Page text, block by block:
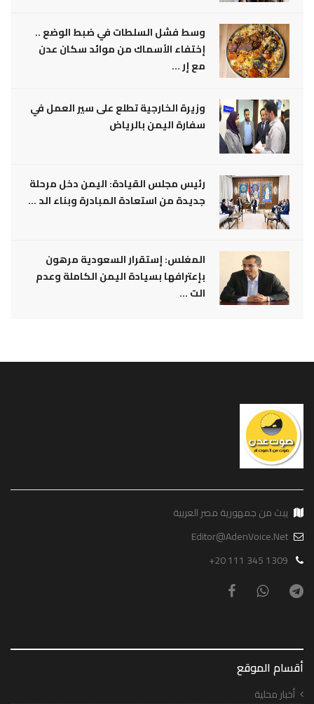
وسط فشل السلطات في ضبط الوضع ..
إختفاء الأسماك من موائد سكان عدن
مع إر ...
وزيرة الخارجية تطلع على سير العمل في
سفارة اليمن بالرياض
رئيس مجلس القيادة: اليمن دخل مرحلة
جديدة من استعادة المبادرة وبناء الد ...
المغلس: إستقرار السعودية مرهون
بإعترافها بسيادة اليمن الكاملة وعدم
الت ...
يبث من جمهورية مصر العربية
Editor@AdenVoice.Net
+20 111 345 1309
أقسام الموقع
أخبار محلية